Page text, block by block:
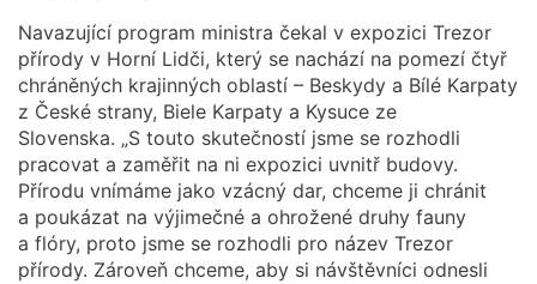
Navazující program ministra čekal v expozici Trezor
přírody v Horní Lidči, který se nachází na pomezí čtyř
chráněných krajinných oblastí – Beskydy a Bílé Karpaty
z České strany, Biele Karpaty a Kysuce ze
Slovenska. „S touto skutečností jsme se rozhodli
pracovat a zaměřit na ni expozici uvnitř budovy.
Přírodu vnímáme jako vzácný dar, chceme ji chránit
a poukázat na výjimečné a ohrožené druhy fauny
a flóry, proto jsme se rozhodli pro název Trezor
přírody. Zároveň chceme, aby si návštěvníci odnesli